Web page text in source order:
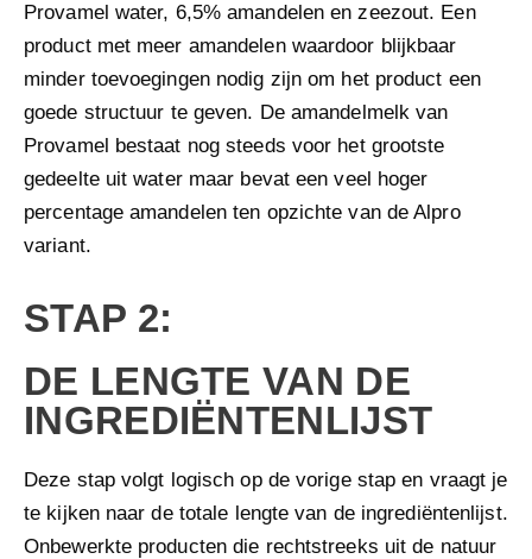
Provamel water, 6,5% amandelen en zeezout. Een
product met meer amandelen waardoor blijkbaar
minder toevoegingen nodig zijn om het product een
goede structuur te geven. De amandelmelk van
Provamel bestaat nog steeds voor het grootste
gedeelte uit water maar bevat een veel hoger
percentage amandelen ten opzichte van de Alpro
variant.
STAP 2:
DE LENGTE VAN DE
INGREDIËNTENLIJST
Deze stap volgt logisch op de vorige stap en vraagt je
te kijken naar de totale lengte van de ingrediëntenlijst.
Onbewerkte producten die rechtstreeks uit de natuur